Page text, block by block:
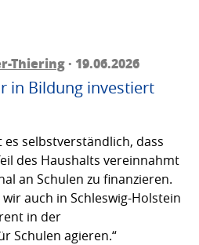
Thiering· 19.06.2026
in Bildung investiert
selbstverständlich, dass
des Haushalts vereinnahmt
an Schulen zu finanzieren.
auch in Schleswig-Holstein
in der
Schulen agieren.“